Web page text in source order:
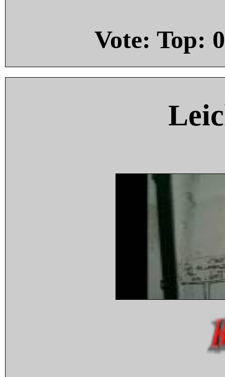
Vote: Top: 0